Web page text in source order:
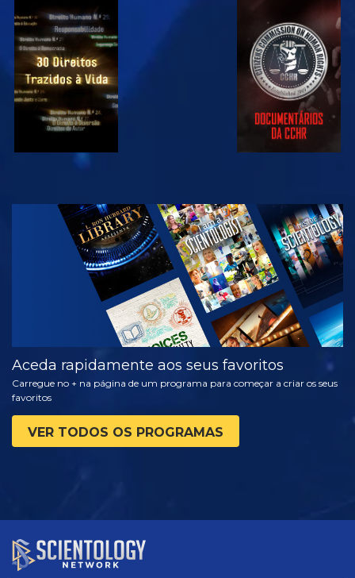
VER VER
VER
EXPLORAR A
SÉRIE
Aceda rapidamente aos seus favoritos
Carregue no + na página de um programa para começar a criar os seus
favoritos
VER TODOS OS PROGRAMAS